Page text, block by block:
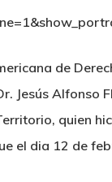
de
Jesús Alfonso
quien
el dia 12 de